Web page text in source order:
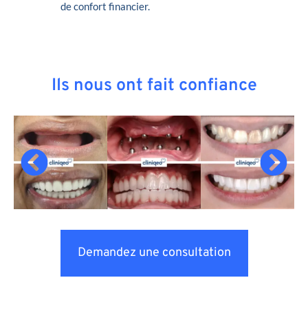
de confort financier.
Ils nous ont fait confiance
Demandez une consultation